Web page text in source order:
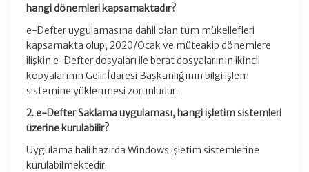
hangi dönemleri kapsamaktadır?
e-Defter uygulamasına dahil olan tüm mükellefleri
kapsamakta olup; 2020/Ocak ve müteakip dönemlere
ilişkin e-Defter dosyaları ile berat dosyalarının ikincil
kopyalarının Gelir İdaresi Başkanlığının bilgi işlem
sistemine yüklenmesi zorunludur.
2. e-Defter Saklama uygulaması, hangi işletim sistemleri
üzerine kurulabilir?
Uygulama hali hazırda Windows işletim sistemlerine
kurulabilmektedir.